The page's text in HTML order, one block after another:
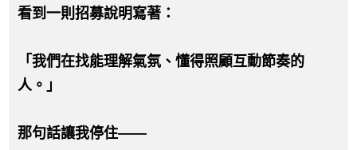
看到一則招募說明寫著：
「我們在找能理解氣氛、懂得照顧互動節奏的
人。」
那句話讓我停住——